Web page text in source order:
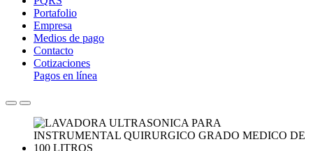
Portafolio
Empresa
Medios de pago
Contacto
Cotizaciones
Pagos en línea